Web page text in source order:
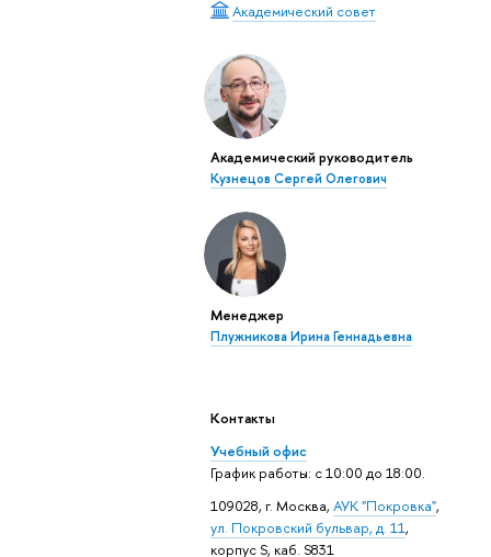
Академический совет
Академический руководитель
Кузнецов Сергей Олегович
Менеджер
Плужникова Ирина Геннадьевна
Контакты
Учебный офис
График работы: с 10:00 до 18:00.
109028, г. Москва, АУК "Покровка",
ул. Покровский бульвар, д. 11,
корпус S, каб. S831